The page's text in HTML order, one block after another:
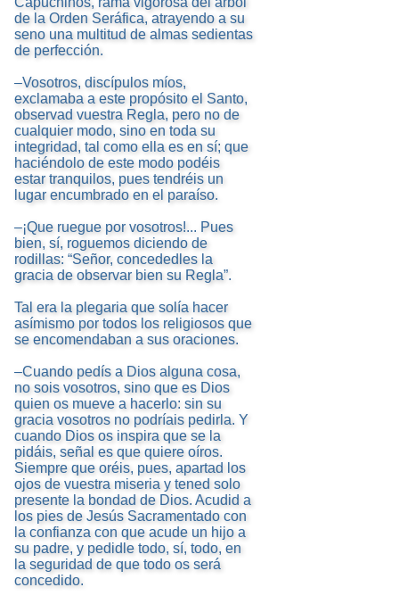
de la Orden Seráfica, atrayendo a su
seno una multitud de almas sedientas
de perfección.
–Vosotros, discípulos míos,
exclamaba a este propósito el Santo,
observad vuestra Regla, pero no de
cualquier modo, sino en toda su
integridad, tal como ella es en sí; que
haciéndolo de este modo podéis
estar tranquilos, pues tendréis un
lugar encumbrado en el paraíso.
–¡Que ruegue por vosotros!... Pues
bien, sí, roguemos diciendo de
rodillas: “Señor, concededles la
gracia de observar bien su Regla”.
Tal era la plegaria que solía hacer
asímismo por todos los religiosos que
se encomendaban a sus oraciones.
–Cuando pedís a Dios alguna cosa,
no sois vosotros, sino que es Dios
quien os mueve a hacerlo: sin su
gracia vosotros no podríais pedirla. Y
cuando Dios os inspira que se la
pidáis, señal es que quiere oíros.
Siempre que oréis, pues, apartad los
ojos de vuestra miseria y tened solo
presente la bondad de Dios. Acudid a
los pies de Jesús Sacramentado con
la confianza con que acude un hijo a
su padre, y pedidle todo, sí, todo, en
la seguridad de que todo os será
concedido.